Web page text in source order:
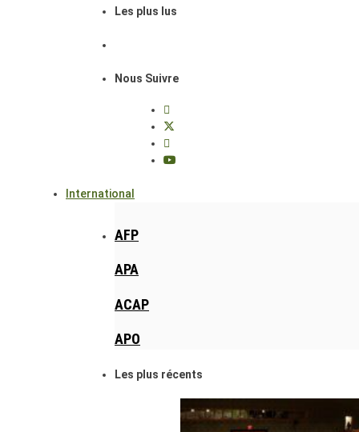
Les plus lus
Nous Suivre
International
AFP
APA
ACAP
APO
Les plus récents